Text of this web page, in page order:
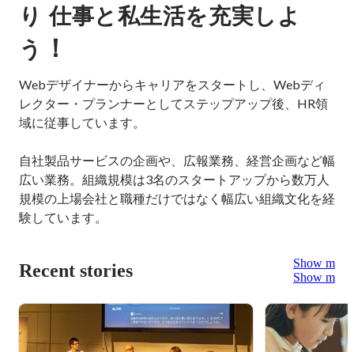
り 仕事と私生活を充実しよ
う ！
Webデザイナーからキャリアをスタートし、Webディ
レクター・プランナーとしてステップアップ後、HR領
域に従事しています。
自社製品サービスの企画や、広報業務、経営企画など幅
広い業務。組織規模は3名のスタートアップから数万人
規模の上場会社と職種だけではなく幅広い組織文化を経
験しています。
Recent stories
Show more
Show more